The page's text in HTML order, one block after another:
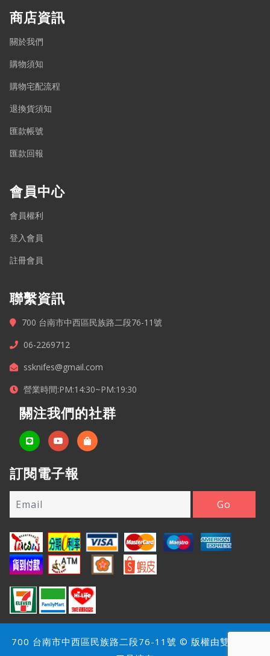
商店資訊
關於我們
購物須知
購物宅配流程
退換貨須知
匯款帳號
匯款回報
會員中心
會員權利
登入會員
註冊會員
聯繫資訊
700 台南市中西區民族路二段76-11號
06-2269712
ssknifes@gmail.com
營業時間:PM:14:30~PM:19:30
關注我們的社群
訂閱電子報
700 台南市中西區民族路二段76-11號 © 版權由雙雄名家